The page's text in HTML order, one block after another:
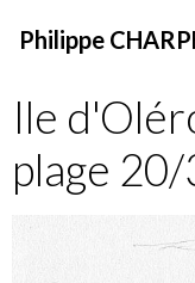
Philippe
Ile
plage